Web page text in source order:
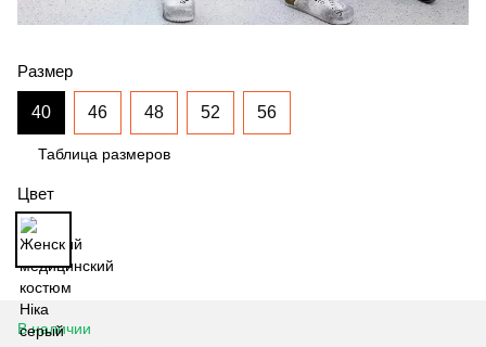
Размер
40 46 48 52 56
Таблица размеров
Цвет
В наличии